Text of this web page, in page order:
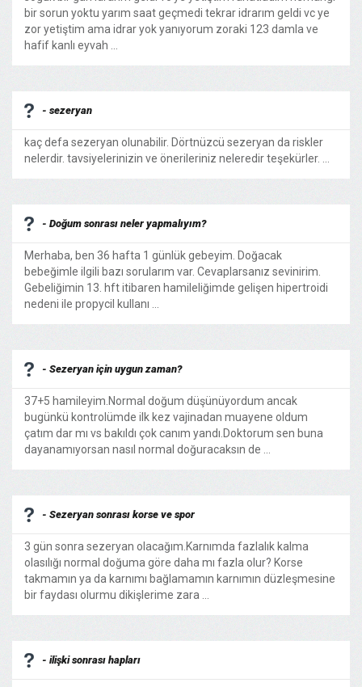
bir sorun yoktu yarım saat geçmedi tekrar idrarım geldi vc ye
zor yetiştim ama idrar yok yanıyorum zoraki 123 damla ve
hafif kanlı eyvah ...
- sezeryan
kaç defa sezeryan olunabilir. Dörtnüzcü sezeryan da riskler
nelerdir. tavsiyelerinizin ve önerileriniz neleredir teşekürler. ...
- Doğum sonrası neler yapmalıyım?
Merhaba, ben 36 hafta 1 günlük gebeyim. Doğacak
bebeğimle ilgili bazı sorularım var. Cevaplarsanız sevinirim.
Gebeliğimin 13. hft itibaren hamileliğimde gelişen hipertroidi
nedeni ile propycil kullanı ...
- Sezeryan için uygun zaman?
37+5 hamileyim.Normal doğum düşünüyordum ancak
bugünkü kontrolümde ilk kez vajinadan muayene oldum
çatım dar mı vs bakıldı çok canım yandı.Doktorum sen buna
dayanamıyorsan nasıl normal doğuracaksın de ...
- Sezeryan sonrası korse ve spor
3 gün sonra sezeryan olacağım.Karnımda fazlalık kalma
olasılığı normal doğuma göre daha mı fazla olur? Korse
takmamın ya da karnımı bağlamamın karnımın düzleşmesine
bir faydası olurmu dikişlerime zara ...
- ilişki sonrası hapları